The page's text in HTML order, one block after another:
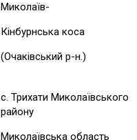
Миколаїв-
Кінбурнська коса
(Очаківський р-н.)
с. Трихати Миколаївського
району
Миколаївська область